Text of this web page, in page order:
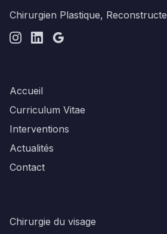
Chirurgien Plastique,
Accueil
Curriculum Vitae
Interventions
Actualités
Contact
Chirurgie du visage